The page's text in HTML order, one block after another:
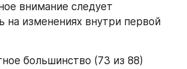
внимание следует
на изменениях внутри первой
большинство (73 из 88)